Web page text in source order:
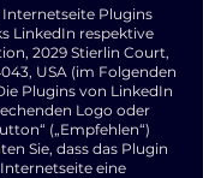
Plugins
LinkedIn respektive
2029 Stierlin Court,
USA (im Folgenden
Plugins von LinkedIn
Logo oder
(„Empfehlen“)
Sie, dass das Plugin
eine